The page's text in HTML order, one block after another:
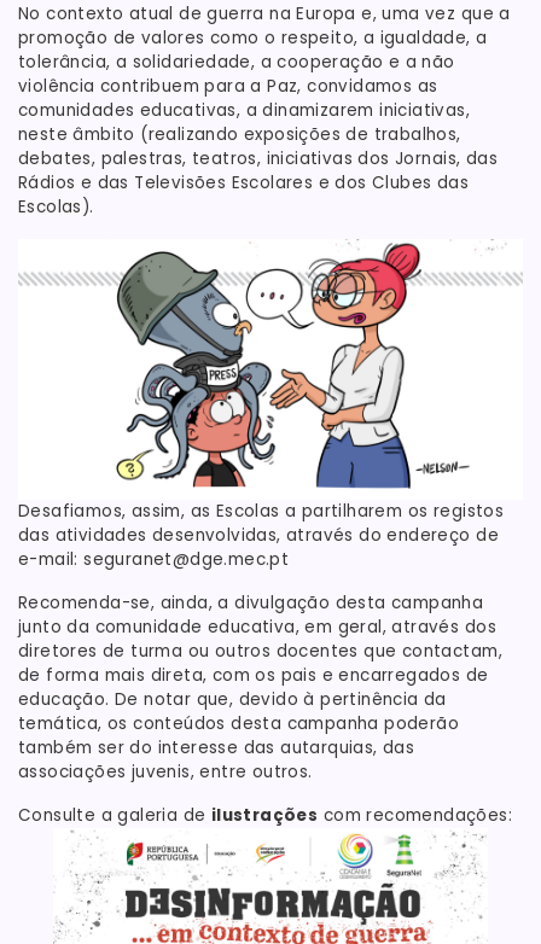
No contexto atual de guerra na Europa e, uma vez que a
promoção de valores como o respeito, a igualdade, a
tolerância, a solidariedade, a cooperação e a não
violência contribuem para a Paz, convidamos as
comunidades educativas, a dinamizarem iniciativas,
neste âmbito (realizando exposições de trabalhos,
debates, palestras, teatros, iniciativas dos Jornais, das
Rádios e das Televisões Escolares e dos Clubes das
Escolas).
Desafiamos, assim, as Escolas a partilharem os registos
das atividades desenvolvidas, através do endereço de
e-mail: seguranet@dge.mec.pt
Recomenda-se, ainda, a divulgação desta campanha
junto da comunidade educativa, em geral, através dos
diretores de turma ou outros docentes que contactam,
de forma mais direta, com os pais e encarregados de
educação. De notar que, devido à pertinência da
temática, os conteúdos desta campanha poderão
também ser do interesse das autarquias, das
associações juvenis, entre outros.
Consulte a galeria de ilustrações com recomendações: